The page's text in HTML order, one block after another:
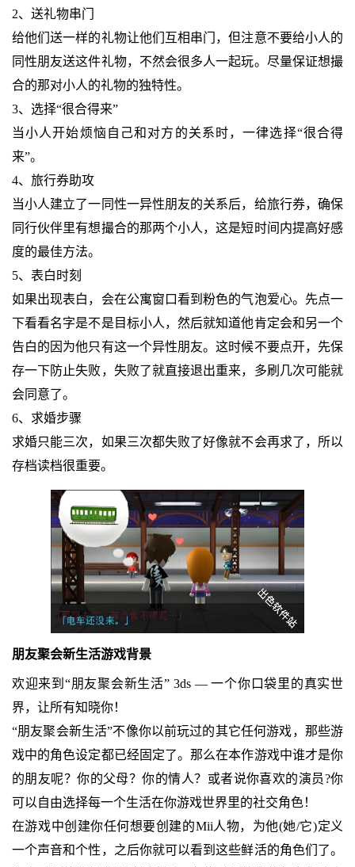
2、送礼物串门
给他们送一样的礼物让他们互相串门，但注意不要给小人的
同性朋友送这件礼物，不然会很多人一起玩。尽量保证想撮
合的那对小人的礼物的独特性。
3、选择“很合得来”
当小人开始烦恼自己和对方的关系时，一律选择“很合得
来”。
4、旅行券助攻
当小人建立了一同性一异性朋友的关系后，给旅行券，确保
同行伙伴里有想撮合的那两个小人，这是短时间内提高好感
度的最佳方法。
5、表白时刻
如果出现表白，会在公寓窗口看到粉色的气泡爱心。先点一
下看看名字是不是目标小人，然后就知道他肯定会和另一个
告白的因为他只有这一个异性朋友。这时候不要点开，先保
存一下防止失败，失败了就直接退出重来，多刷几次可能就
会同意了。
6、求婚步骤
求婚只能三次，如果三次都失败了好像就不会再求了，所以
存档读档很重要。
朋友聚会新生活游戏背景
欢迎来到“朋友聚会新生活” 3ds — 一个你口袋里的真实世
界，让所有知晓你！
“朋友聚会新生活”不像你以前玩过的其它任何游戏，那些游
戏中的角色设定都已经固定了。那么在本作游戏中谁才是你
的朋友呢？你的父母？你的情人？或者说你喜欢的演员?你
可以自由选择每一个生活在你游戏世界里的社交角色！
在游戏中创建你任何想要创建的Mii人物，为他(她/它)定义
一个声音和个性，之后你就可以看到这些鲜活的角色们了。